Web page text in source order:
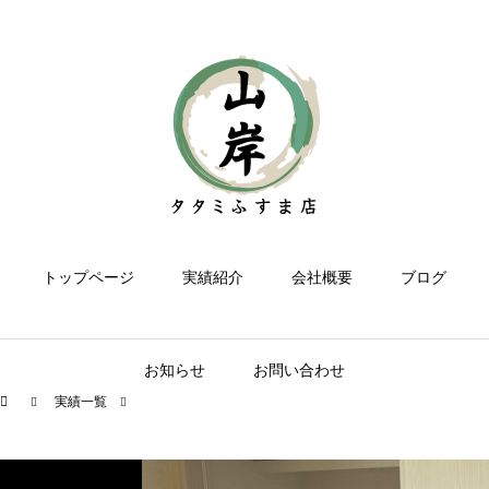
トップページ 実績紹介 会社概要 ブログ
お知らせ お問い合わせ
実績一覧